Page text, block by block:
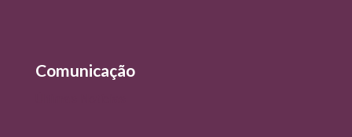
Comunicação